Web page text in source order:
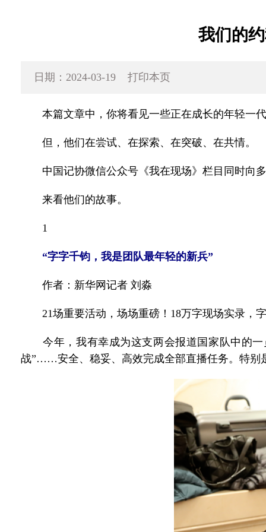
我们的
日期：2024-03-19 打印本页
本篇文章中，你将看见一些正在成长的年轻一
但，他们在尝试、在探索、在突破、在共情。
中国记协微信公众号《我在现场》栏目同时向
来看他们的故事。
1
“字字千钧，我是团队最年轻的新兵”
作者：新华网记者 刘淼
21场重要活动，场场重磅！18万字现场实录，
今年，我有幸成为这支两会报道国家队中的一
战”……安全、稳妥、高效完成全部直播任务。特别